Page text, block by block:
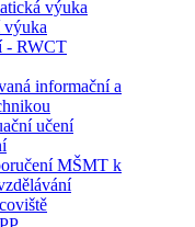
výuka
výuka
- RWCT
informační a
učení
MŠMT k